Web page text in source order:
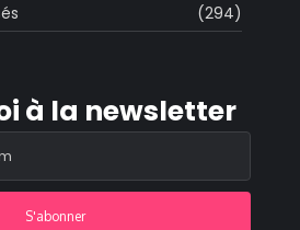
(294)
à la newsletter
S'abonner